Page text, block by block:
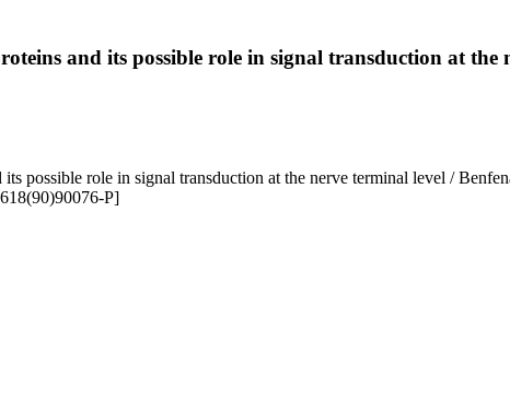
and its possible role in signal transduction at the
its possible role in signal transduction at the nerve terminal level /
P]